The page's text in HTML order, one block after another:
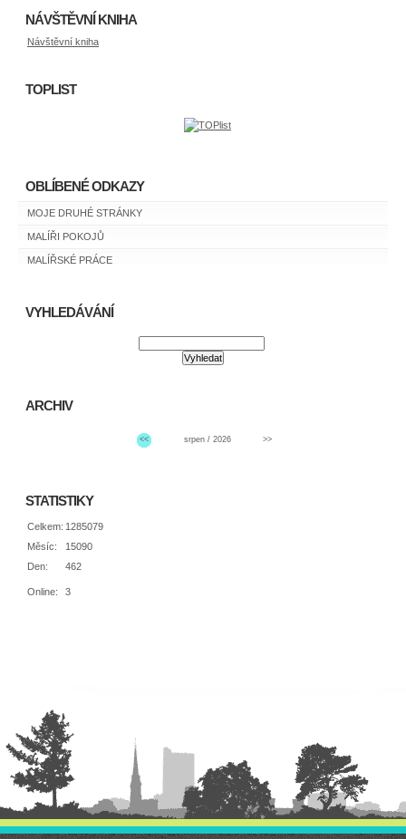
NÁVŠTĚVNÍ KNIHA
Návštěvní kniha
TOPLIST
OBLÍBENÉ ODKAZY
MOJE DRUHÉ STRÁNKY
MALÍŘI POKOJŮ
MALÍŘSKÉ PRÁCE
VYHLEDÁVÁNÍ
ARCHIV
<< srpen / 2026 >>
STATISTIKY
Online: 3
Celkem: 1285079
Měsíc:
15090
Den:
462